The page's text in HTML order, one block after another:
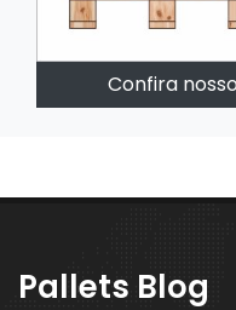
Confira
Pallets Blog